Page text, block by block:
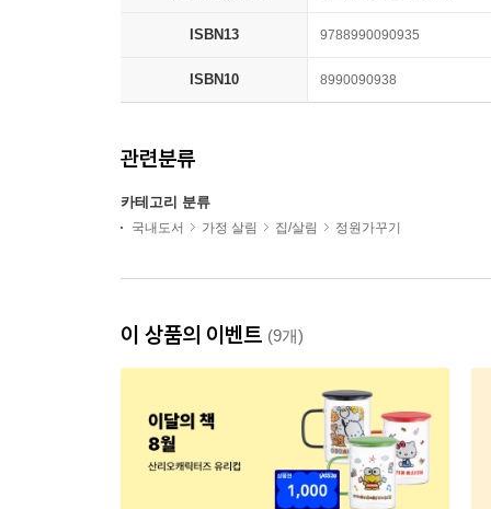
ISBN13 9788990090935
ISBN10 8990090938
관련분류
카테고리 분류
국내도서 가정 살림 집/살림 정원가꾸기
이 상품의 이벤트 (9개)